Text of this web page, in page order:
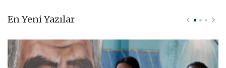
En Yeni Yazılar